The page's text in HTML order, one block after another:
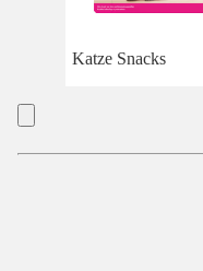
Katze Snacks